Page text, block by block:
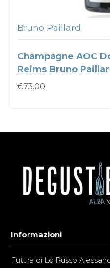
Bruno Paillard
Champagne AOC
Reims Bruno
€73.00
Informazioni
Futura di Lo Russo